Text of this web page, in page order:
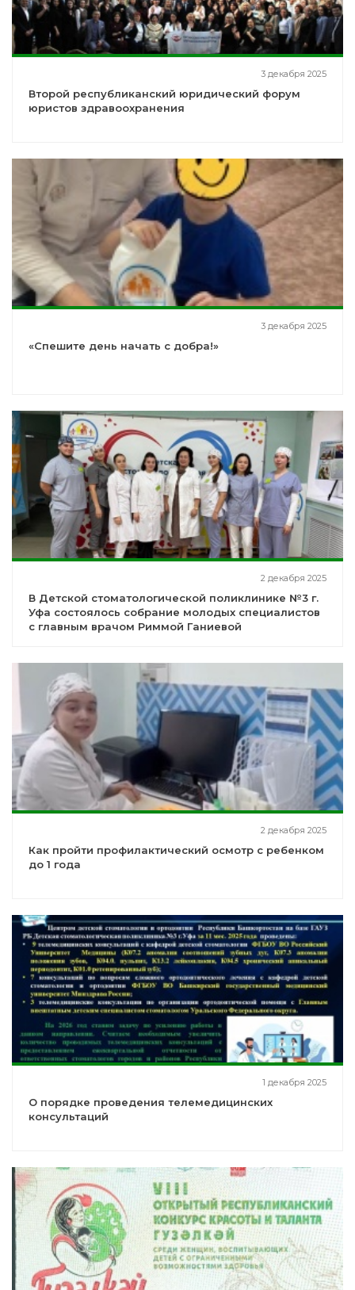
3 декабря 2025
Второй республиканский юридический форум
юристов здравоохранения
3 декабря 2025
«Спешите день начать с добра!»
2 декабря 2025
В Детской стоматологической поликлинике №3 г.
Уфа состоялось собрание молодых специалистов
с главным врачом Риммой Ганиевой
2 декабря 2025
Как пройти профилактический осмотр с ребенком
до 1 года
1 декабря 2025
О порядке проведения телемедицинских
консультаций